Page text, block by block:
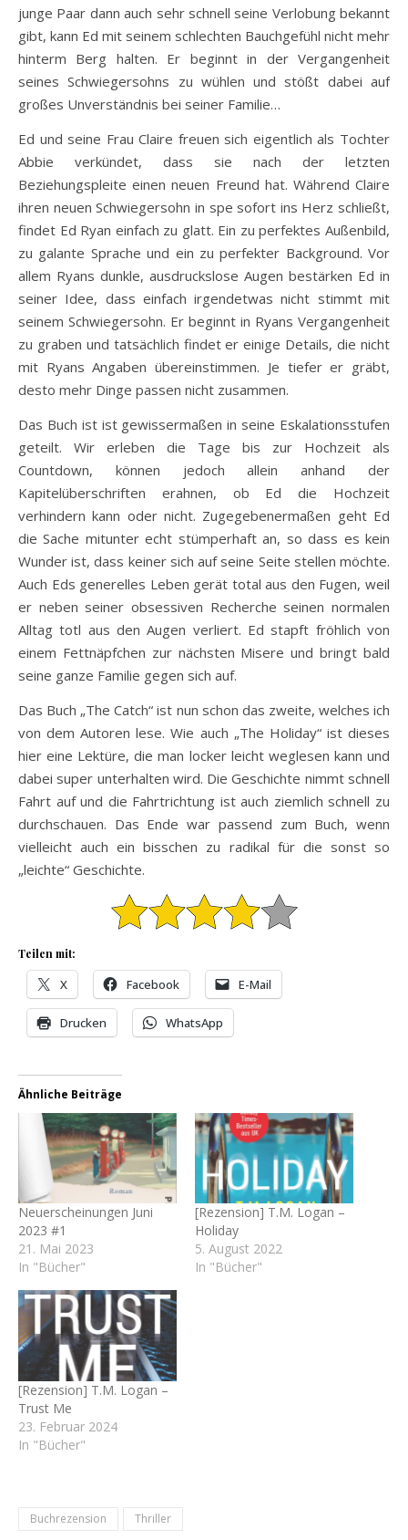
junge Paar dann auch sehr schnell seine Verlobung bekannt
gibt, kann Ed mit seinem schlechten Bauchgefühl nicht mehr
hinterm Berg halten. Er beginnt in der Vergangenheit
seines Schwiegersohns zu wühlen und stößt dabei auf
großes Unverständnis bei seiner Familie…
Ed und seine Frau Claire freuen sich eigentlich als Tochter
Abbie verkündet, dass sie nach der letzten
Beziehungspleite einen neuen Freund hat. Während Claire
ihren neuen Schwiegersohn in spe sofort ins Herz schließt,
findet Ed Ryan einfach zu glatt. Ein zu perfektes Außenbild,
zu galante Sprache und ein zu perfekter Background. Vor
allem Ryans dunkle, ausdruckslose Augen bestärken Ed in
seiner Idee, dass einfach irgendetwas nicht stimmt mit
seinem Schwiegersohn. Er beginnt in Ryans Vergangenheit
zu graben und tatsächlich findet er einige Details, die nicht
mit Ryans Angaben übereinstimmen. Je tiefer er gräbt,
desto mehr Dinge passen nicht zusammen.
Das Buch ist ist gewissermaßen in seine Eskalationsstufen
geteilt. Wir erleben die Tage bis zur Hochzeit als
Countdown, können jedoch allein anhand der
Kapitelüberschriften erahnen, ob Ed die Hochzeit
verhindern kann oder nicht. Zugegebenermaßen geht Ed
die Sache mitunter echt stümperhaft an, so dass es kein
Wunder ist, dass keiner sich auf seine Seite stellen möchte.
Auch Eds generelles Leben gerät total aus den Fugen, weil
er neben seiner obsessiven Recherche seinen normalen
Alltag totl aus den Augen verliert. Ed stapft fröhlich von
einem Fettnäpfchen zur nächsten Misere und bringt bald
seine ganze Familie gegen sich auf.
Das Buch „The Catch“ ist nun schon das zweite, welches ich
von dem Autoren lese. Wie auch „The Holiday“ ist dieses
hier eine Lektüre, die man locker leicht weglesen kann und
dabei super unterhalten wird. Die Geschichte nimmt schnell
Fahrt auf und die Fahrtrichtung ist auch ziemlich schnell zu
durchschauen. Das Ende war passend zum Buch, wenn
vielleicht auch ein bisschen zu radikal für die sonst so
„leichte“ Geschichte.
Teilen mit:
X Facebook E-Mail
Drucken WhatsApp
Ähnliche Beiträge
Neuerscheinungen Juni
2023 #1
21. Mai 2023
In "Bücher"
[Rezension] T.M. Logan –
Holiday
5. August 2022
In "Bücher"
[Rezension] T.M. Logan –
Trust Me
23. Februar 2024
In "Bücher"
Buchrezension Thriller